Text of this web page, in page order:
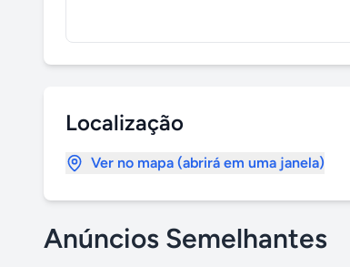
Localização
Ver no mapa (abrirá em uma janela)
Anúncios Semelhantes